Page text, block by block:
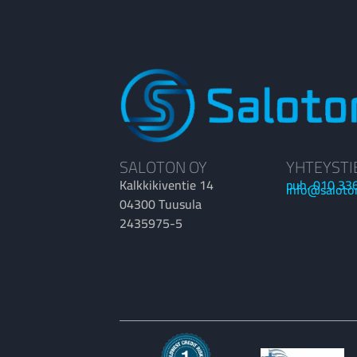
SALOTON OY
Kalkkikiventie 14
04300 Tuusula
2435975-5
puh. 010